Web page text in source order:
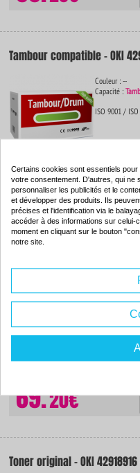
Tambour compatible - OKI
Couleur : --
Capacité :
ISO 9001 /
69.20€
Capacité :
ISO 9001 /
69.20€
Toner original - OKI
Certains cookies sont essentiels
votre consentement. D'autres, qui ne
personnaliser les publicités et le
et développer des produits. Ils
précises et l'identification via le
accéder à des informations sur celui-
moment en cliquant sur le bouton
notre site.